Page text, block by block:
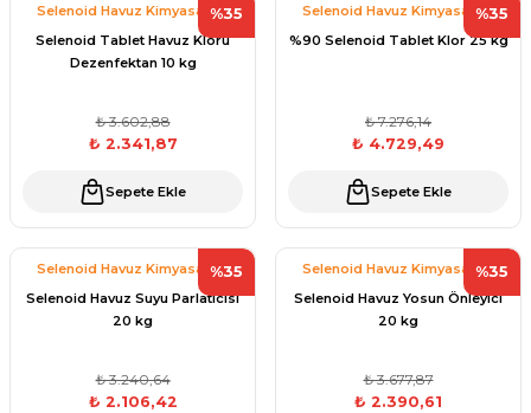
%35
Selenoid Havuz Kimyasalları
Selenoid Tablet Havuz Kloru
Dezenfektan 10 kg
₺ 3.602,88
₺ 2.341,87
Sepete Ekle
%35
Selenoid Havuz Kimyasalları
%90 Selenoid Tablet Klor 25 kg
₺ 7.276,14
₺ 4.729,49
Sepete Ekle
%35
Selenoid Havuz Kimyasalları
Selenoid Havuz Suyu Parlatıcısı
20 kg
₺ 3.240,64
₺ 2.106,42
%35
Selenoid Havuz Kimyasalları
Selenoid Havuz Yosun Önleyici
20 kg
₺ 3.677,87
₺ 2.390,61